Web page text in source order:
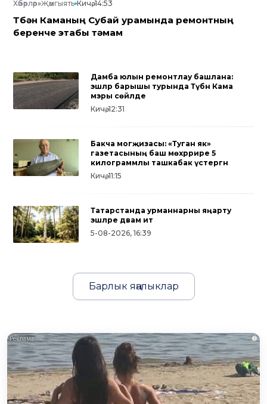
Хәбәрләр»Җәмгыять Кичә, 14:53
Түбән Каманың Субай урамында ремонтның
беренче этабы тәмам
Дамба юлын ремонтлау башлана:
эшләр барышы турында Түбән Кама
мэры сөйләде
Кичә, 12:31
Бакча могҗизасы: «Туган як»
газетасының баш мөхәррире 5
килограммлы ташкабак үстергән
Кичә, 11:15
Татарстанда урманнарны яңарту
эшләре дәвам итә
5-08-2026, 16:39
Барлык яңалыклар
i